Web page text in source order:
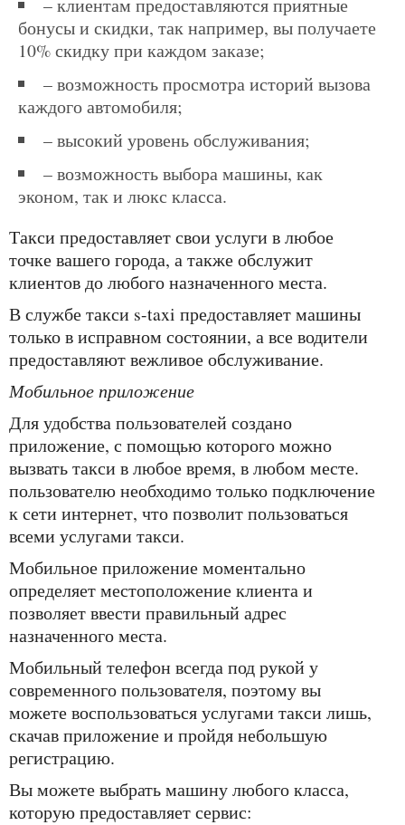
– клиентам предоставляются приятные
бонусы и скидки, так например, вы получаете
10% скидку при каждом заказе;
– возможность просмотра историй вызова
каждого автомобиля;
– высокий уровень обслуживания;
– возможность выбора машины, как
эконом, так и люкс класса.
такси предоставляет свои услуги в любое
точке вашего города, а также обслужит
клиентов до любого назначенного места.
в службе такси s-taxi предоставляет машины
только в исправном состоянии, а все водители
предоставляют вежливое обслуживание.
мобильное приложение
для удобства пользователей создано
приложение, с помощью которого можно
вызвать такси в любое время, в любом месте.
пользователю необходимо только подключение
к сети интернет, что позволит пользоваться
всеми услугами такси.
мобильное приложение моментально
определяет местоположение клиента и
позволяет ввести правильный адрес
назначенного места.
мобильный телефон всегда под рукой у
современного пользователя, поэтому вы
можете воспользоваться услугами такси лишь,
скачав приложение и пройдя небольшую
регистрацию.
вы можете выбрать машину любого класса,
которую предоставляет сервис: